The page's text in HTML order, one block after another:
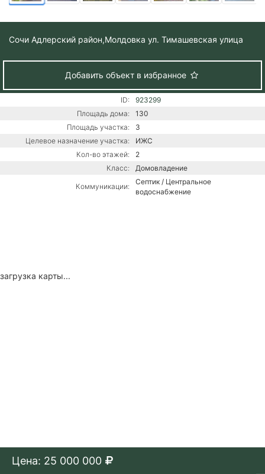
Сочи Адлерский район,Молдовка ул. Тимашевская улица
Добавить объект в избранное
ID:
923299
Площадь дома:
130
Площадь участка:
3
Целевое назначение участка:
ИЖС
Кол-во этажей:
2
Класс:
Домовладение
Коммуникации:
Септик / Центральное
водоснабжение
загрузка карты...
Цена: 25 000 000